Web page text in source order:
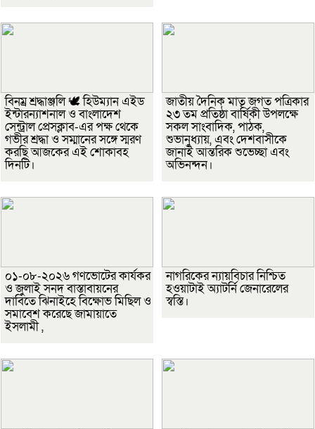
বিনম্র শ্রদ্ধাঞ্জলি 🕊️ হিউম্যান এইড
ইন্টারন্যাশনাল ও বাংলাদেশ
সেন্ট্রাল প্রেসক্লাব-এর পক্ষ থেকে
গভীর শ্রদ্ধা ও সম্মানের সঙ্গে স্মরণ
করছি আজকের এই শোকাবহ
দিনটি।
জাতীয় দৈনিক মাতৃ জগত পত্রিকার
২৩ তম প্রতিষ্ঠা বার্ষিকী উপলক্ষে
সকল সাংবাদিক, পাঠক,
শুভানুধ্যায়, এবং দেশবাসীকে
জানাই আন্তরিক শুভেচ্ছা এবং
অভিনন্দন।
০১-০৮-২০২৬ গণভোটের কার্যকর
ও জুলাই সনদ বাস্তাবায়নের
দাবিতে ঝিনাইহে বিক্ষোভ মিছিল ও
সমাবেশ করেছে জামায়াতে
ইসলামী ,
নাগরিকের ন্যায়বিচার নিশ্চিত
হওয়াটাই অ্যাটর্নি জেনারেলের
স্বস্তি।